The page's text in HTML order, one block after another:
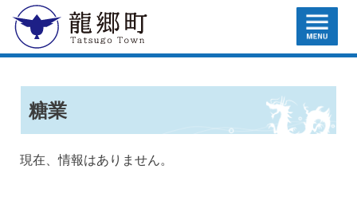
龍郷町 MENU
糖業
現在、情報はありません。